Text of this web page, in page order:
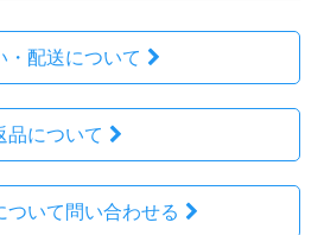
・配送について
品について
ついて問い合わせる